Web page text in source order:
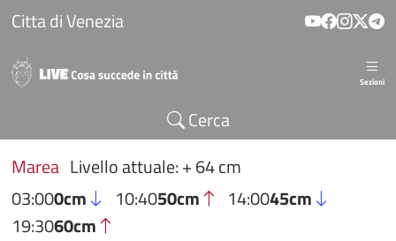
Salta al contenuto principale
Citta di Venezia
Sezioni
Cerca
Marea Livello attuale: + 64 cm
03:000cm 10:4050cm 14:0045cm
19:3060cm